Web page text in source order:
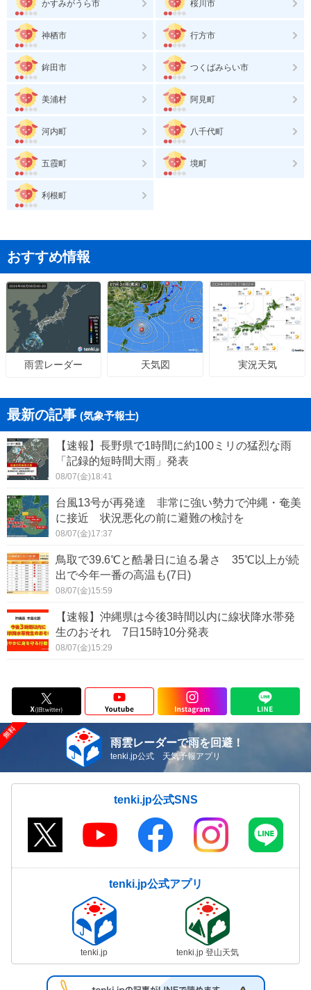
かすみがうら市 桜川市
神栖市 行方市
鉾田市 つくばみらい市
美浦村 阿見町
河内町 八千代町
五霞町 境町
利根町
おすすめ情報
雨雲レーダー 天気図 実況天気
最新の記事 (気象予報士)
【速報】長野県で1時間に約100ミリの猛烈な雨
「記録的短時間大雨」発表
08/07(金)18:41
台風13号が再発達 非常に強い勢力で沖縄・奄美
に接近 状況悪化の前に避難の検討を
08/07(金)17:37
鳥取で39.6℃と酷暑日に迫る暑さ 35℃以上が続
出で今年一番の高温も(7日)
08/07(金)15:59
【速報】沖縄県は今後3時間以内に線状降水帯発
生のおそれ 7日15時10分発表
08/07(金)15:29
雨雲レーダーで雨を回避！
tenki.jp公式 天気予報アプリ
tenki.jp公式SNS
tenki.jp公式アプリ
tenki.jp tenki.jp 登山天気